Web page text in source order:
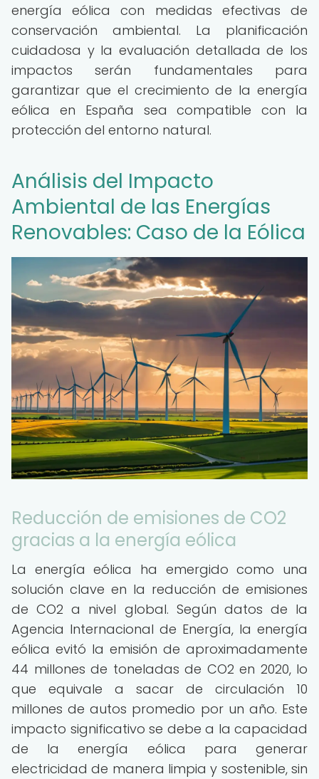
energía eólica con medidas efectivas de
conservación ambiental. La planificación
cuidadosa y la evaluación detallada de los
impactos serán fundamentales para
garantizar que el crecimiento de la energía
eólica en España sea compatible con la
protección del entorno natural.
Análisis del Impacto
Ambiental de las Energías
Renovables: Caso de la Eólica
Reducción de emisiones de CO2
gracias a la energía eólica
La energía eólica ha emergido como una
solución clave en la reducción de emisiones
de CO2 a nivel global. Según datos de la
Agencia Internacional de Energía, la energía
eólica evitó la emisión de aproximadamente
44 millones de toneladas de CO2 en 2020, lo
que equivale a sacar de circulación 10
millones de autos promedio por un año. Este
impacto significativo se debe a la capacidad
de la energía eólica para generar
electricidad de manera limpia y sostenible, sin